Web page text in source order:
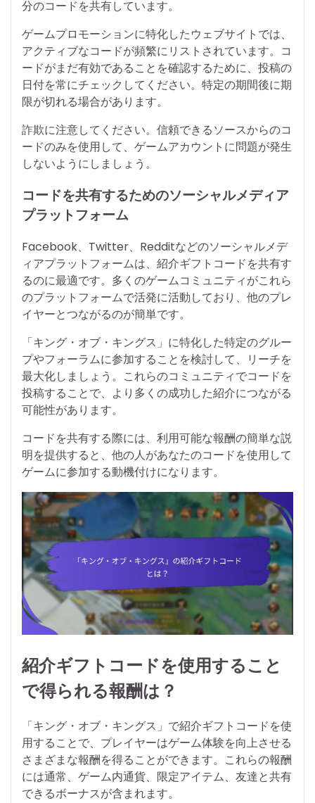
分のコードを共有しています。
ゲームプロモーションに特化したウェブサイトでは、
アクティブなコードが頻繁にリストされています。コ
ードがまだ有効であることを確認するために、投稿の
日付を常にチェックしてください。特定の期間後に期
限が切れる場合があります。
詐欺に注意してください。信頼できるソースからのコ
ードのみを使用して、ゲームアカウントに問題が発生
しないようにしましょう。
コードを共有するためのソーシャルメディア
プラットフォーム
Facebook、Twitter、Redditなどのソーシャルメデ
ィアプラットフォームは、紹介ギフトコードを共有す
るのに最適です。多くのゲームコミュニティがこれら
のプラットフォームで活発に活動しており、他のプレ
イヤーとつながるのが簡単です。
「キング・オブ・キングス」に特化した特定のグルー
プやフォーラムに参加することを検討して、リーチを
最大化しましょう。これらのコミュニティでコードを
投稿することで、より多くの成功した紹介につながる
可能性があります。
コードを共有する際には、利用可能な報酬の簡単な説
明を提供すると、他の人があなたのコードを使用して
ゲームに参加する動機付けになります。
紹介ギフトコードを使用すること
で得られる報酬は？
「キング・オブ・キングス」で紹介ギフトコードを使
用することで、プレイヤーはゲーム体験を向上させる
さまざまな報酬を得ることができます。これらの報酬
には通常、ゲーム内通貨、限定アイテム、友達と共有
できるボーナスが含まれます。